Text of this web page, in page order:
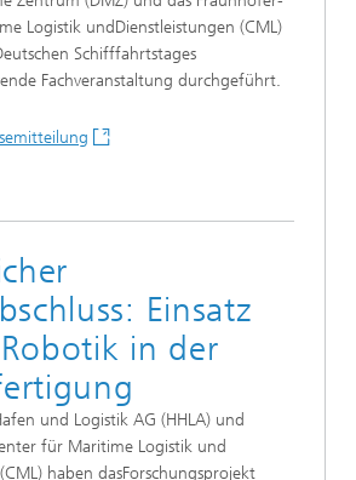
Logistik undDienstleistungen (CML)
Schifffahrtstages
Fachveranstaltung durchgeführt.
Einsatz
in der
und Logistik AG (HHLA) und
für Maritime Logistik und
haben dasForschungsprojekt